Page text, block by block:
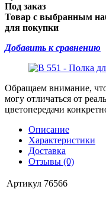
Под заказ
Товар с выбранным
для покупки
Добавить к сравнению
Обращаем внимание,
могу отличаться от
цветопередачи
Описание
Характеристики
Доставка
Отзывы (0)
Артикул 76566